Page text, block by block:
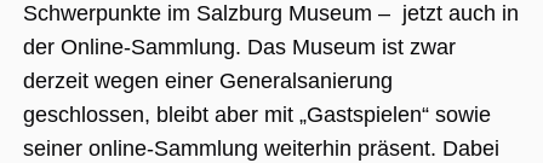
Schwerpunkte im Salzburg Museum – jetzt auch in
der Online-Sammlung. Das Museum ist zwar
derzeit wegen einer Generalsanierung
geschlossen, bleibt aber mit „Gastspielen“ sowie
seiner online-Sammlung weiterhin präsent. Dabei
_GRECAPTCHA
Google LLC
www.google.com
5 Monate 4
Wochen
Google